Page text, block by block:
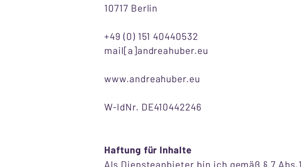
10717 Berlin
+49 (0) 151 40440532
mail[a]andreahuber.eu
www.andreahuber.eu
​W-IdNr. DE410442246
Haftung für Inhalte
Als Diensteanbieter bin ich gemäß § 7